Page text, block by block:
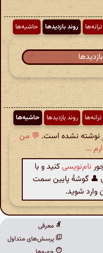
ترانه‌ها روند بازدیدها حاشیه‌ها
ترانه‌ها روند بازدیدها حاشیه‌ها
نوشته نشده است. 💬 من
...
نام‌نویسیکنید و با
👤 گوشهٔ پایین سمت
شوید.
معرفی
پرسش‌های متداول